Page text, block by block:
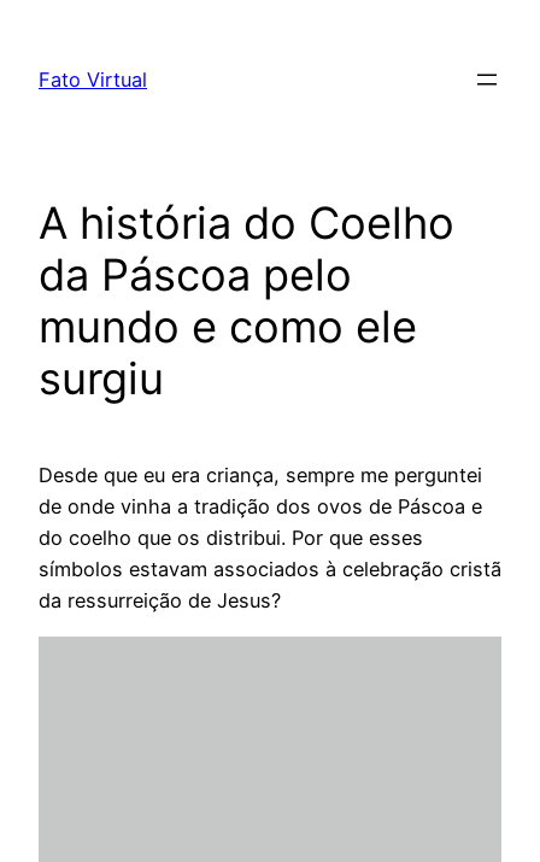
content
Fato Virtual
A história do Coelho
da Páscoa pelo
mundo e como ele
surgiu
Desde que eu era criança, sempre me perguntei
de onde vinha a tradição dos ovos de Páscoa e
do coelho que os distribui. Por que esses
símbolos estavam associados à celebração cristã
da ressurreição de Jesus?